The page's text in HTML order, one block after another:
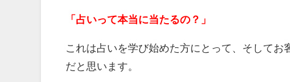
「占いって本当に当たるの？」
これは占いを学び始めた方にとって、そして
だと思います。